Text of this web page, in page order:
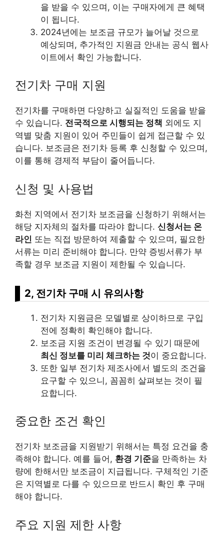
을 받을 수 있으며, 이는 구매자에게 큰 혜택
이 됩니다.
2024년에는 보조금 규모가 늘어날 것으로
예상되며, 추가적인 지원금 안내는 공식 웹사
이트에서 확인 가능합니다.
전기차 구매 지원
전기차를 구매하면 다양하고 실질적인 도움을 받을
수 있습니다. 전국적으로 시행되는 정책 외에도 지
역별 맞춤 지원이 있어 주민들이 쉽게 접근할 수 있
습니다. 보조금은 전기차 등록 후 신청할 수 있으며,
이를 통해 경제적 부담이 줄어듭니다.
신청 및 사용법
화천 지역에서 전기차 보조금을 신청하기 위해서는
해당 지자체의 절차를 따라야 합니다. 신청서는 온
라인 또는 직접 방문하여 제출할 수 있으며, 필요한
서류는 미리 준비해야 합니다. 만약 증빙서류가 부
족할 경우 보조금 지원이 제한될 수 있습니다.
2, 전기차 구매 시 유의사항
전기차 지원금은 모델별로 상이하므로 구입
전에 정확히 확인해야 합니다.
보조금 지원 조건이 변경될 수 있기 때문에
최신 정보를 미리 체크하는 것이 중요합니다.
또한 일부 전기차 제조사에서 별도의 조건을
요구할 수 있으니, 꼼꼼히 살펴보는 것이 필
요합니다.
중요한 조건 확인
전기차 보조금을 지원받기 위해서는 특정 요건을 충
족해야 합니다. 예를 들어, 환경 기준을 만족하는 차
량에 한해서만 보조금이 지급됩니다. 구체적인 기준
은 지역별로 다를 수 있으므로 반드시 확인 후 구매
해야 합니다.
주요 지원 제한 사항